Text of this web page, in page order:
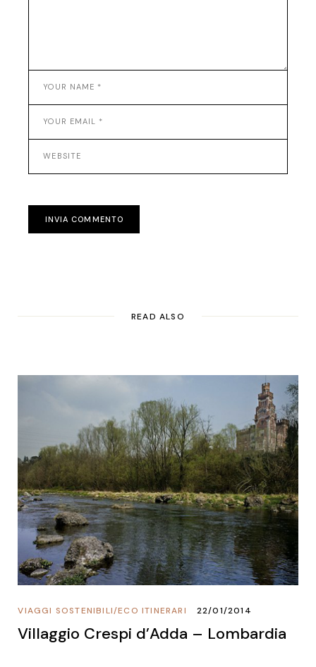
INVIA COMMENTO
READ ALSO
ECO ITINERARI
/
VIAGGI SOSTENIBILI 22/01/2014
Villaggio Crespi d’Adda – Lombardia